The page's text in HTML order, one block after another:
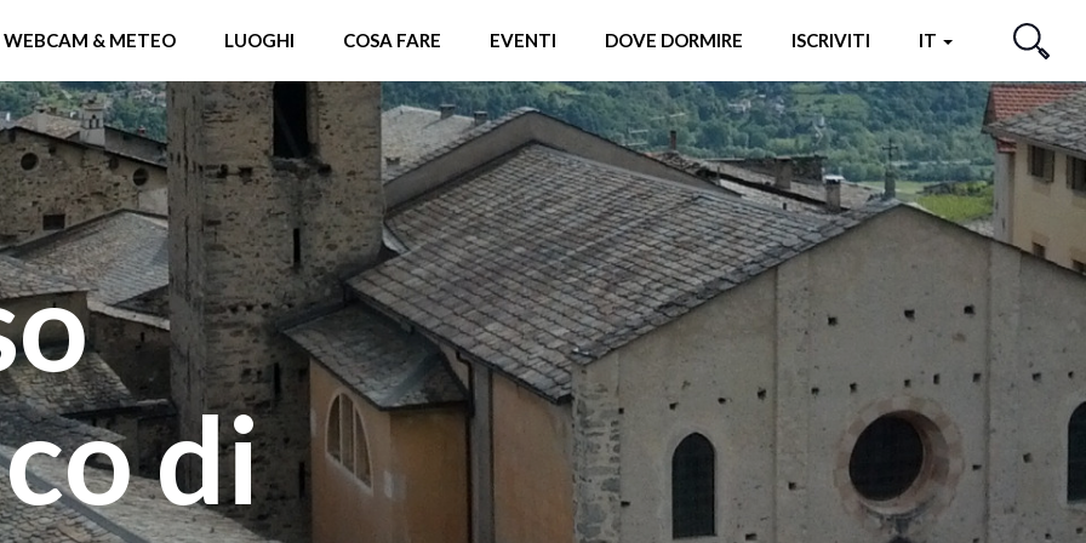
WEBCAM & METEO LUOGHI COSA FARE EVENTI DOVE DORMIRE ISCRIVITI IT
CERCA
di